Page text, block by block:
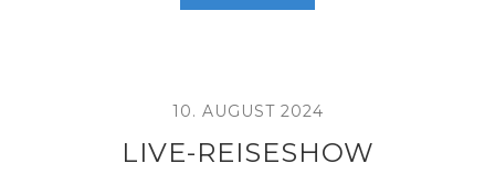
10. AUGUST 2024
LIVE-REISESHOW